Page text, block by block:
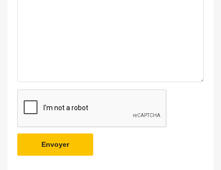
Envoyer